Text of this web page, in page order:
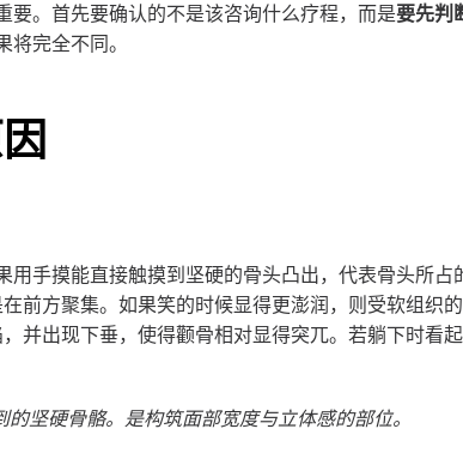
要。首先要确认的不是该咨询什么疗程，而是要先判
完全不同。
手摸能直接触摸到坚硬的骨头凸出，代表骨头所占
前方聚集。如果笑的时候显得更澎润，则受软组织
并出现下垂，使得颧骨相对显得突兀。若躺下时看
坚硬骨骼。是构筑面部宽度与立体感的部位。